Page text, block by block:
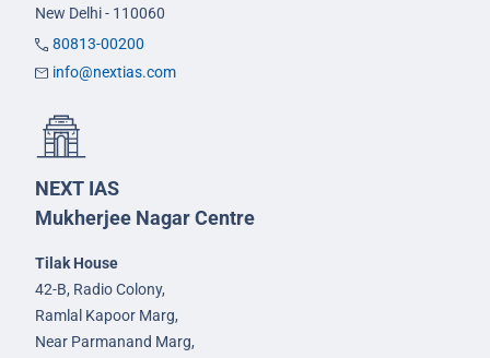
New Delhi - 110060
80813-00200
info@nextias.com
NEXT IAS
Mukherjee Nagar Centre
Tilak House
42-B, Radio Colony,
Ramlal Kapoor Marg,
Near Parmanand Marg,